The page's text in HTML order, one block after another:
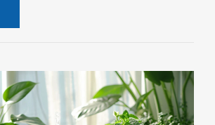
informací, které vám pomohou v péči o